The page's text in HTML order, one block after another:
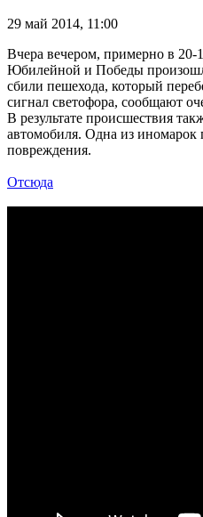
29 май 2014, 11:00
Вчера вечером, примерно в 20-
Юбилейной и Победы
сбили пешехода, который
сигнал светофора, сообщают
В результате происшествия
автомобиля. Одна из иномарок
повреждения.
Отсюда